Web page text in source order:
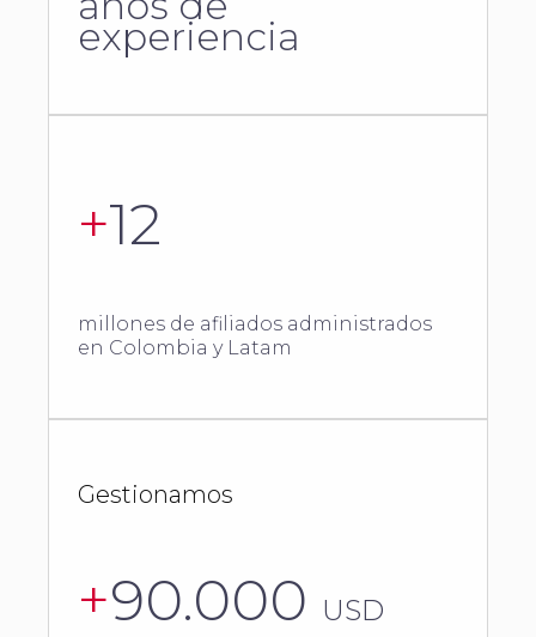
experiencia
+12
millones de afiliados administrados
en Colombia y Latam
Gestionamos
+90.000 USD